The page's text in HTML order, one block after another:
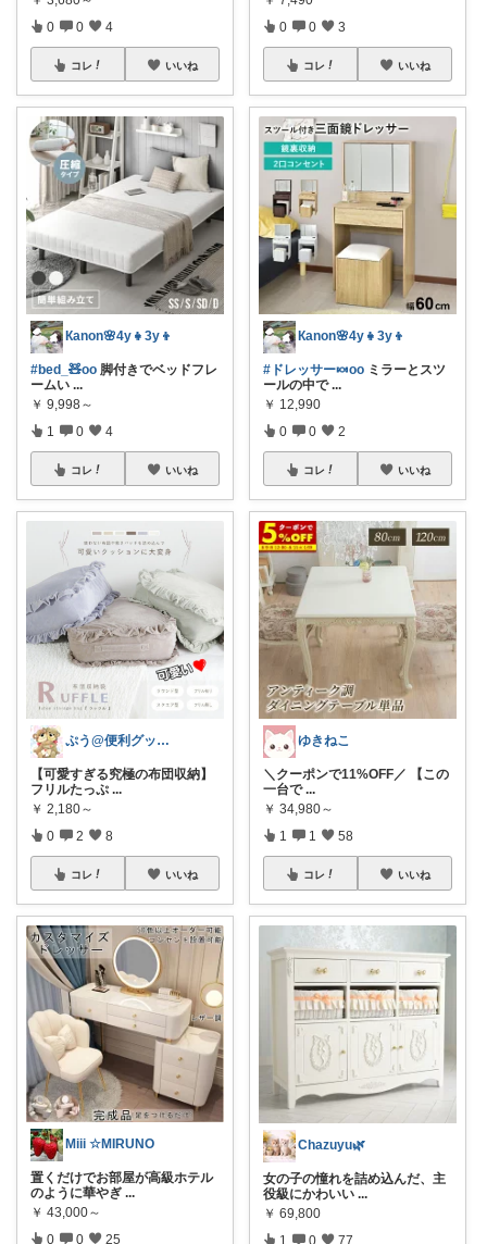
0 0 4
コレ いいね
Кanon🌸4y👧3y👦
#bed_🧸oo 脚付きでベッドフレ
ームい ...
￥ 9,998～
1 0 4
コレ いいね
ぷう@便利グッズ&話題の生活用品
​【可愛すぎる究極の布団収納】
フリルたっぷ ...
￥ 2,180～
0 2 8
コレ いいね
Miii ☆MIRUNO
置くだけでお部屋が高級ホテル
のように華やぎ ...
￥ 43,000～
0 0 25
0 0 3
コレ いいね
Кanon🌸4y👧3y👦
#ドレッサー🍬oo ミラーとスツ
ールの中で ...
￥ 12,990
0 0 2
コレ いいね
ゆきねこ
＼クーポンで11%OFF／ 【この
一台で ...
￥ 34,980～
1 1 58
コレ いいね
Chazuyu🌿
女の子の憧れを詰め込んだ、主
役級にかわいい ...
￥ 69,800
1 0 77